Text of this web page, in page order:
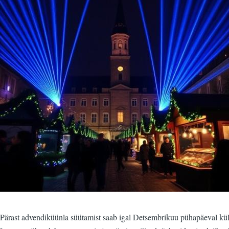
Pärast advendiküünla süütamist saab igal Detsembrikuu pühapäeval